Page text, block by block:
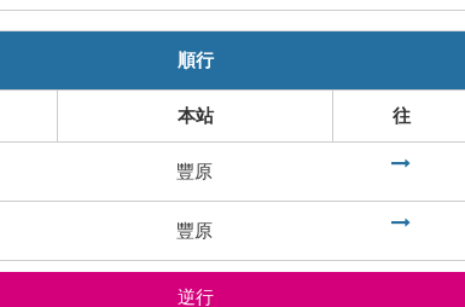
順行
本站 往
豐原
豐原
逆行